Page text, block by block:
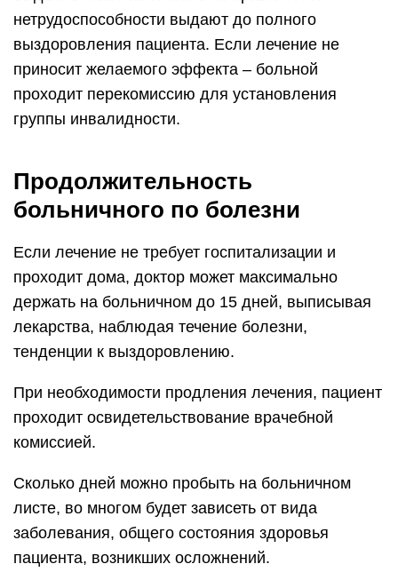
нетрудоспособности выдают до полного
выздоровления пациента. Если лечение не
приносит желаемого эффекта – больной
проходит перекомиссию для установления
группы инвалидности.
Продолжительность
больничного по болезни
Если лечение не требует госпитализации и
проходит дома, доктор может максимально
держать на больничном до 15 дней, выписывая
лекарства, наблюдая течение болезни,
тенденции к выздоровлению.
При необходимости продления лечения, пациент
проходит освидетельствование врачебной
комиссией.
Сколько дней можно пробыть на больничном
листе, во многом будет зависеть от вида
заболевания, общего состояния здоровья
пациента, возникших осложнений.